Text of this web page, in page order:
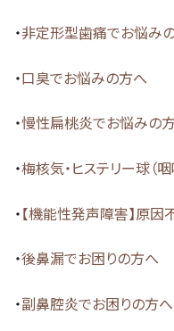
・非定形型歯痛でお悩み
・口臭でお悩みの方へ
・慢性扁桃炎でお悩みの
・梅核気・ヒステリー球（
・ 【機能性発声障害】原
・後鼻漏でお困りの方へ
・副鼻腔炎でお困りの方へ